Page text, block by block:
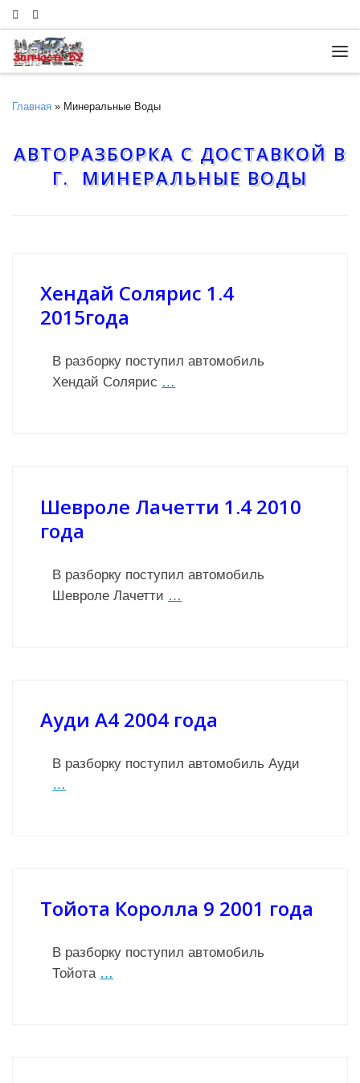
Skip to content
Главная » Минеральные Воды
АВТОРАЗБОРКА С ДОСТАВКОЙ В
Г. МИНЕРАЛЬНЫЕ ВОДЫ
Хендай Солярис 1.4
2015года
В разборку поступил автомобиль
Хендай Солярис …
Шевроле Лачетти 1.4 2010
года
В разборку поступил автомобиль
Шевроле Лачетти …
Ауди А4 2004 года
В разборку поступил автомобиль Ауди
…
Тойота Королла 9 2001 года
В разборку поступил автомобиль
Тойота …